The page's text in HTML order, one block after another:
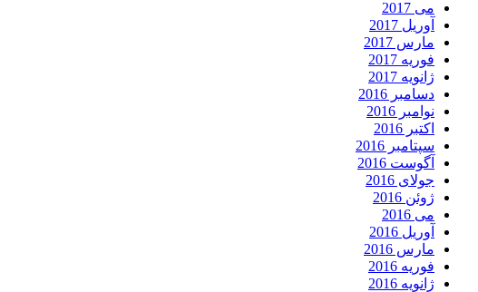
می 2017
آوریل 2017
مارس 2017
فوریه 2017
ژانویه 2017
دسامبر 2016
نوامبر 2016
اکتبر 2016
سپتامبر 2016
آگوست 2016
جولای 2016
ژوئن 2016
می 2016
آوریل 2016
مارس 2016
فوریه 2016
ژانویه 2016